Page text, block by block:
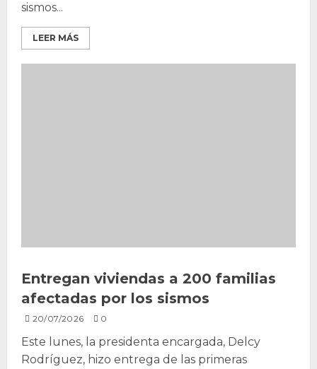
sismos...
LEER MÁS
Entregan viviendas a 200 familias
afectadas por los sismos
20/07/2026 0
Este lunes, la presidenta encargada, Delcy
Rodríguez, hizo entrega de las primeras